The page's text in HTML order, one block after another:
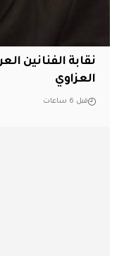
نقابة الفنانين
العزاوي
قبل 6 ساعات